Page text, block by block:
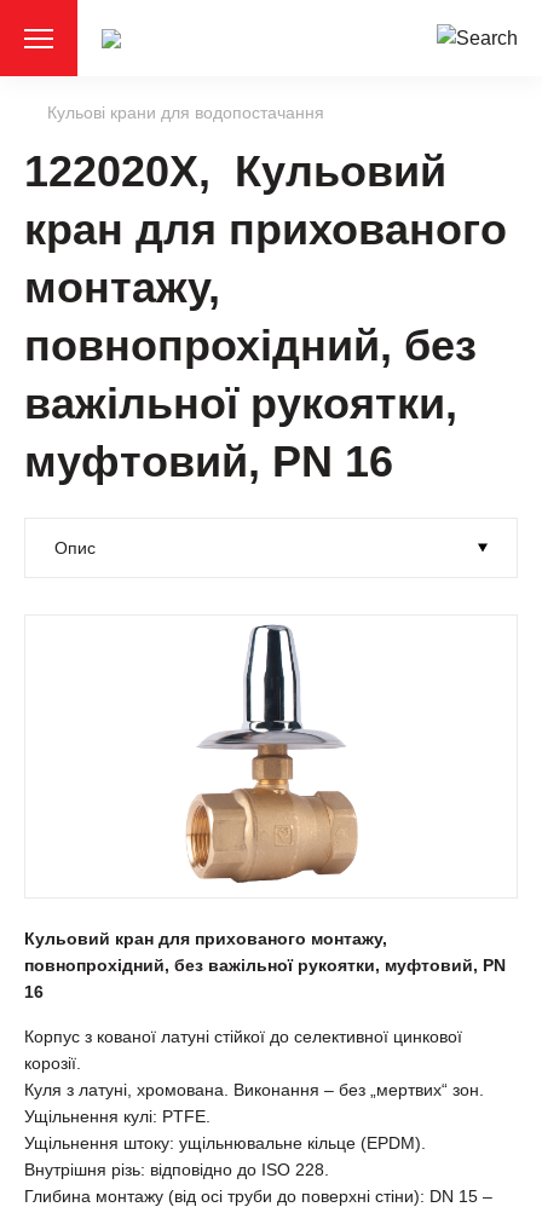
Кульові крани для водопостачання
122020X, Кульовий
кран для прихованого
монтажу,
повнопрохідний, без
важільної рукоятки,
муфтовий, РN 16
Кульовий кран для прихованого монтажу,
повнопрохідний, без важільної рукоятки, муфтовий, РN
16
Корпус з кованої латуні стійкої до селективної цинкової
корозії.
Куля з латуні, хромована. Виконання – без „мертвих“ зон.
Ущільнення кулі: PTFE.
Ущільнення штоку: ущільнювальне кільце (EPDM).
Внутрішня різь: відповідно до ISO 228.
Глибина монтажу (від осі труби до поверхні стіни): DN 15 –